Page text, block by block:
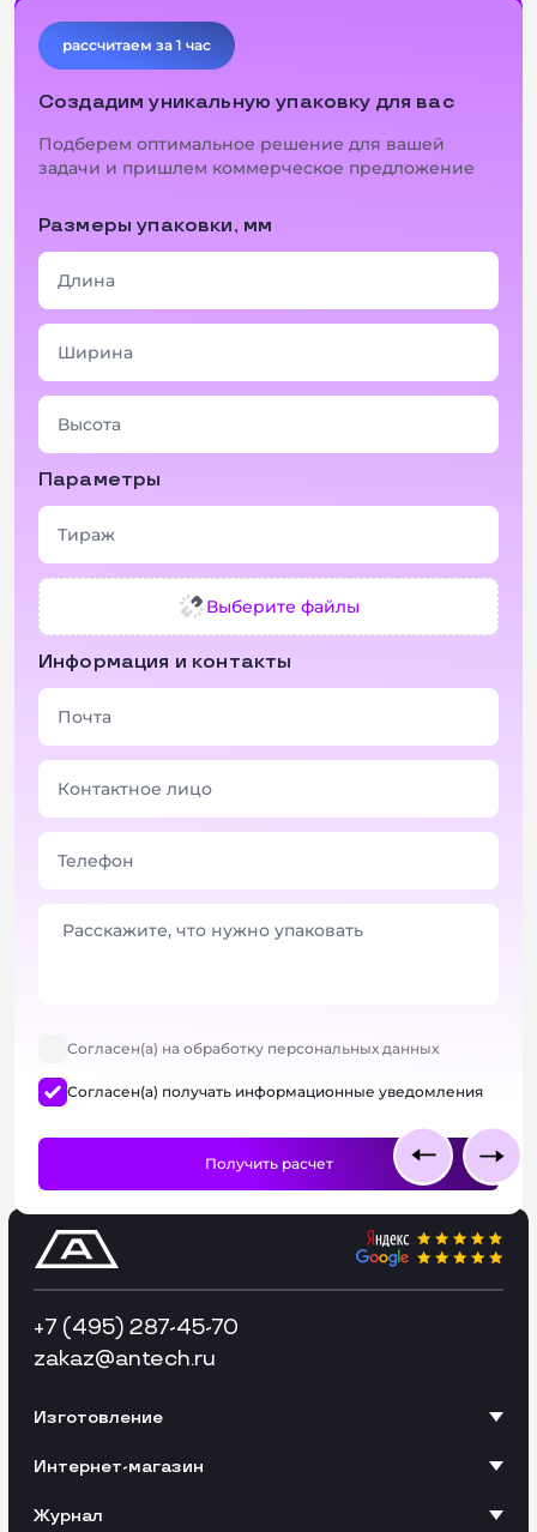
рассчитаем за 1 час
Создадим уникальную упаковку для вас
Подберем оптимальное решение для вашей
задачи и пришлем коммерческое предложение
Размеры упаковки, мм
Параметры
Выберите файлы
Информация и контакты
Согласен(а) на обработку персональных данных
Согласен(а) получать информационные уведомления
+7 (495) 287-45-70
zakaz@antech.ru
Изготовление
Интернет-магазин
Журнал